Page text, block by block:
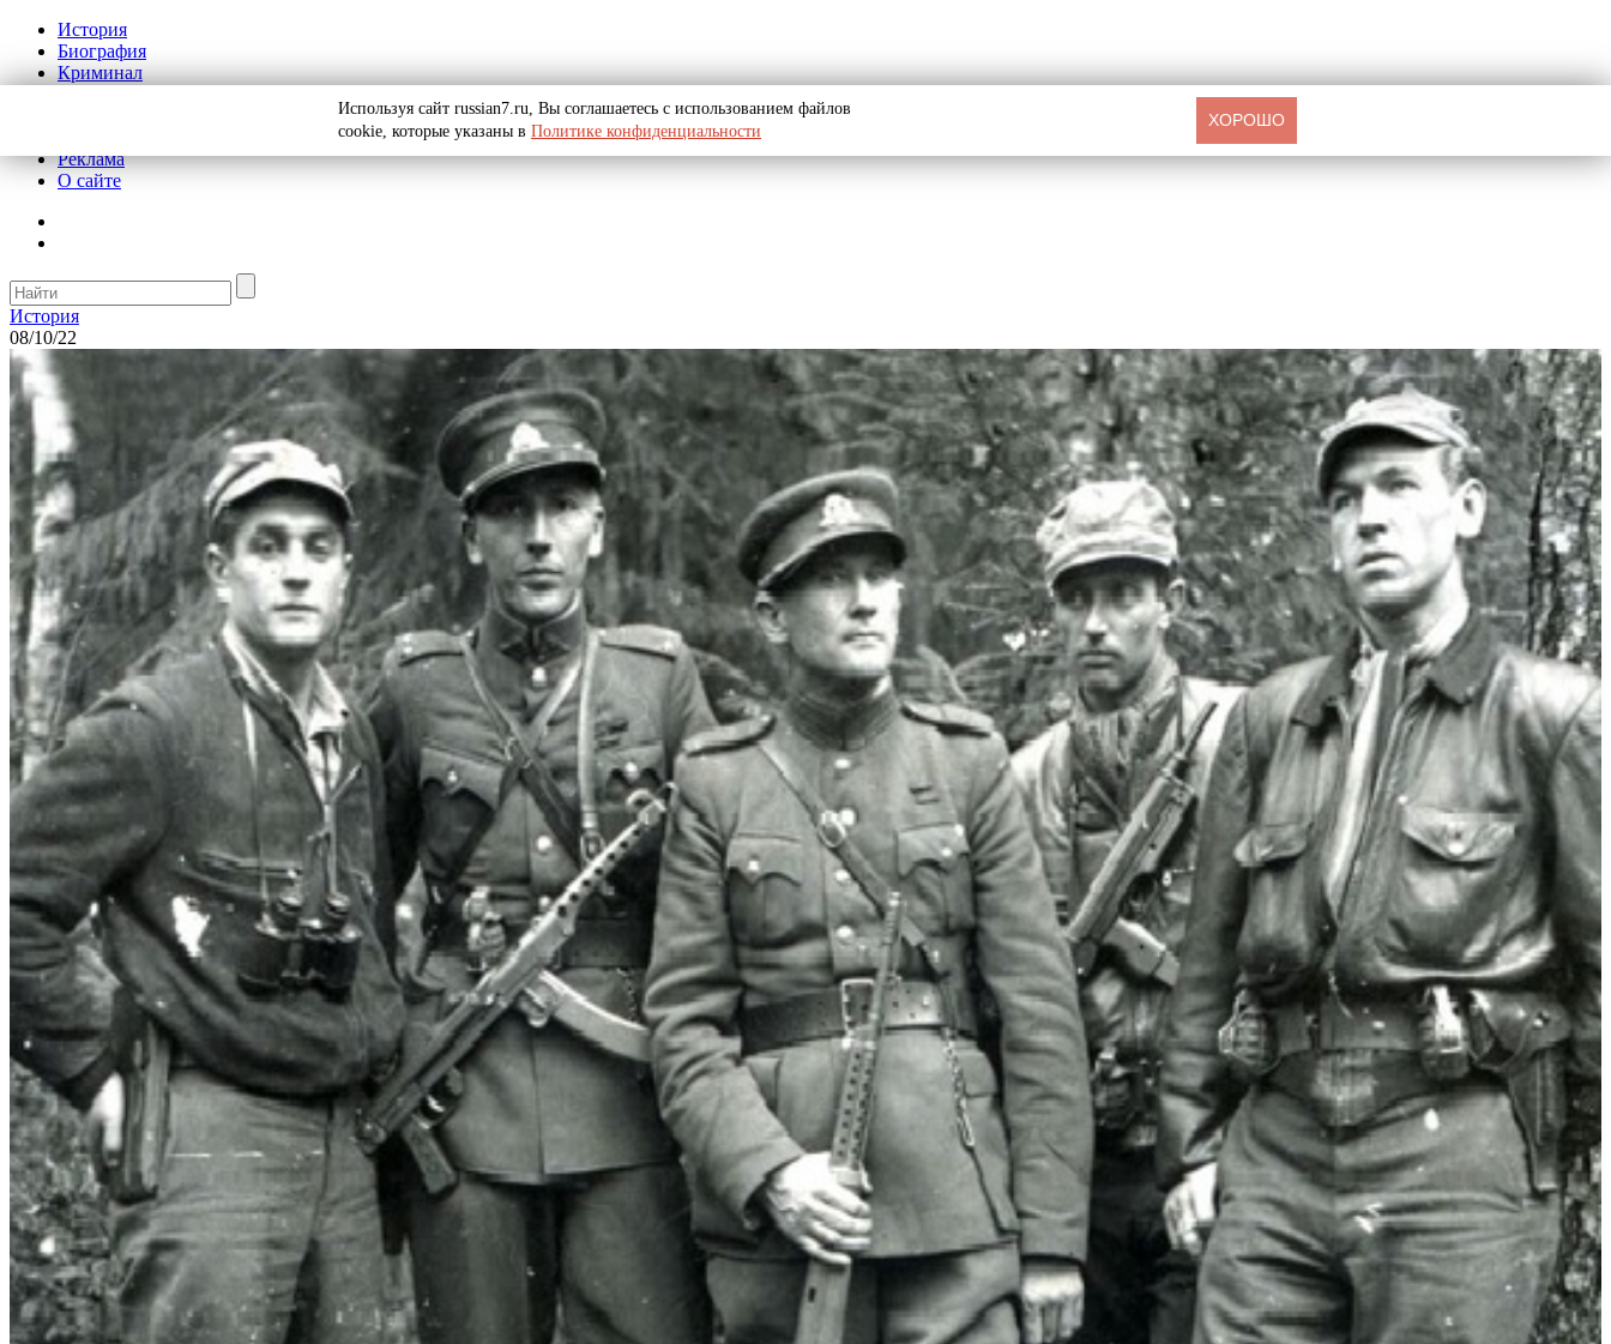
История
Биография
Криминал
Реклама
О сайте
История
08/10/22
Используя сайт russian7.ru, Вы соглашаетесь с использованием файлов
cookie, которые указаны в Политике конфиденциальности
ХОРОШО